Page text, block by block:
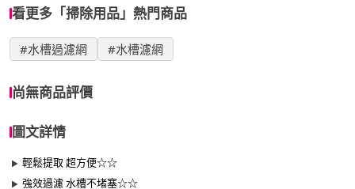
看更多「掃除用品」熱門商品
#水槽過濾網 #水槽濾網
尚無商品評價
圖文詳情
輕鬆提取 超方便☆☆
強效過濾 水槽不堵塞☆☆